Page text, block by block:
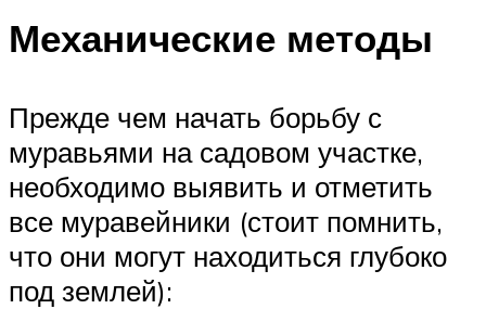
Механические методы
Прежде чем начать борьбу с
муравьями на садовом участке,
необходимо выявить и отметить
все муравейники (стоит помнить,
что они могут находиться глубоко
под землей):